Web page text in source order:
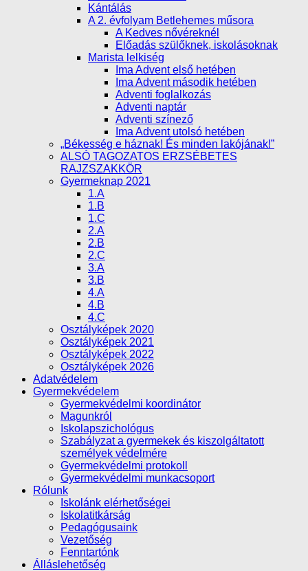
Kántálás
A 2. évfolyam Betlehemes műsora
A Kedves nővéreknél
Előadás szülőknek, iskolásoknak
Marista lelkiség
Ima Advent első hetében
Ima Advent második hetében
Adventi foglalkozás
Adventi naptár
Adventi színező
Ima Advent utolsó hetében
„Békesség e háznak! És minden lakójának!”
ALSÓ TAGOZATOS ERZSÉBETES
RAJZSZAKKÖR
Gyermeknap 2021
1.A
1.B
1.C
2.A
2.B
2.C
3.A
3.B
4.A
4.B
4.C
Osztályképek 2020
Osztályképek 2021
Osztályképek 2022
Osztályképek 2026
Adatvédelem
Gyermekvédelem
Gyermekvédelmi koordinátor
Magunkról
Iskolapszichológus
Szabályzat a gyermekek és kiszolgáltatott
személyek védelmére
Gyermekvédelmi protokoll
Gyermekvédelmi munkacsoport
Rólunk
Iskolánk elérhetőségei
Iskolatitkárság
Pedagógusaink
Vezetőség
Fenntartónk
Álláslehetőség